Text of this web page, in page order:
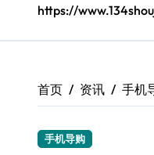
S25+
https://
首页 资讯 手机
手机导购